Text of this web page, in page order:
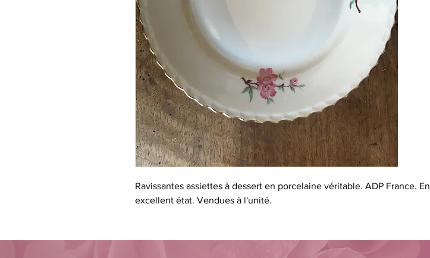
Ravissantes assiettes à dessert en porcelaine véritable. ADP France. En
excellent état. Vendues à l'unité.